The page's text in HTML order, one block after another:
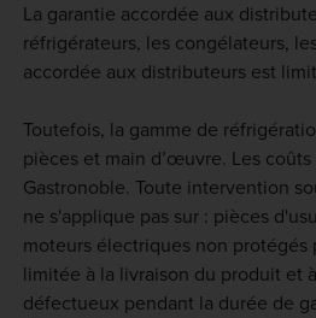
La garantie accordée aux
réfrigérateurs, les congélateurs,
accordée aux distributeurs est
Toutefois, la gamme de
pièces et main d’œuvre. Les coûts
Gastronoble. Toute intervention
ne s'applique pas sur : pièces
moteurs électriques non protégés
limitée à la livraison du produit et
défectueux pendant la durée de